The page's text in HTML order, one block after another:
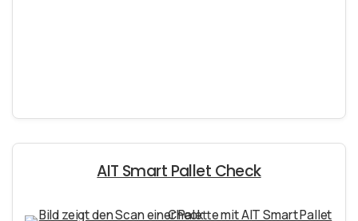
AIT Smart Pallet Check